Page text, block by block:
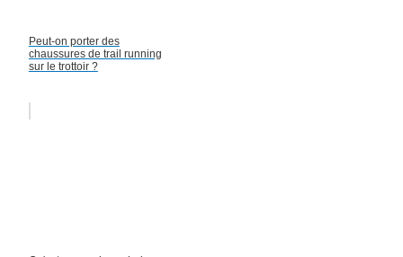
Peut-on porter des
chaussures de trail running
sur le trottoir ?